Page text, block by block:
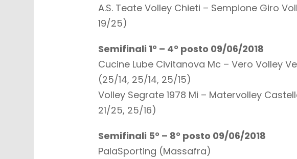
A.S. Teate Volley Chieti – Sempione Giro
19/25)
Semifinali 1° – 4° posto 09/06/2018
Cucine Lube Civitanova Mc – Vero Volley
(25/14, 25/14, 25/15)
Volley Segrate 1978 Mi – Matervolley
21/25, 25/16)
Semifinali 5° – 8° posto 09/06/2018
PalaSporting (Massafra)